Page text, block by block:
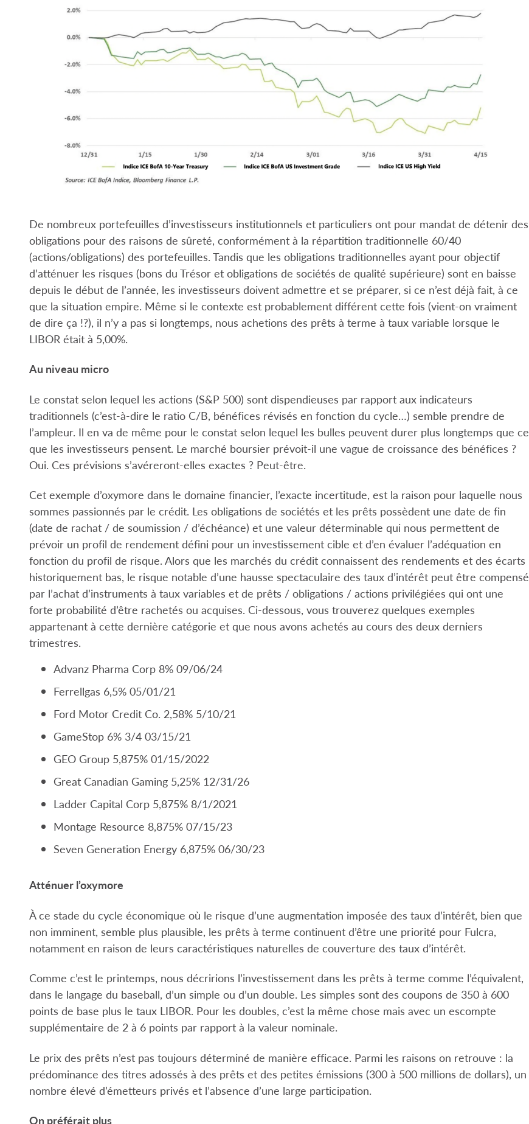
De nombreux portefeuilles d’investisseurs institutionnels et particuliers ont pour mandat de détenir des
obligations pour des raisons de sûreté, conformément à la répartition traditionnelle 60/40
(actions/obligations) des portefeuilles. Tandis que les obligations traditionnelles ayant pour objectif
d’atténuer les risques (bons du Trésor et obligations de sociétés de qualité supérieure) sont en baisse
depuis le début de l’année, les investisseurs doivent admettre et se préparer, si ce n’est déjà fait, à ce
que la situation empire. Même si le contexte est probablement différent cette fois (vient-on vraiment
de dire ça !?), il n’y a pas si longtemps, nous achetions des prêts à terme à taux variable lorsque le
LIBOR était à 5,00%.
Au niveau micro
Le constat selon lequel les actions (S&P 500) sont dispendieuses par rapport aux indicateurs
traditionnels (c’est-à-dire le ratio C/B, bénéfices révisés en fonction du cycle…) semble prendre de
l’ampleur. Il en va de même pour le constat selon lequel les bulles peuvent durer plus longtemps que ce
que les investisseurs pensent. Le marché boursier prévoit-il une vague de croissance des bénéfices ?
Oui. Ces prévisions s’avéreront-elles exactes ? Peut-être.
Cet exemple d’oxymore dans le domaine financier, l’exacte incertitude, est la raison pour laquelle nous
sommes passionnés par le crédit. Les obligations de sociétés et les prêts possèdent une date de fin
(date de rachat / de soumission / d’échéance) et une valeur déterminable qui nous permettent de
prévoir un profil de rendement défini pour un investissement cible et d’en évaluer l’adéquation en
fonction du profil de risque. Alors que les marchés du crédit connaissent des rendements et des écarts
historiquement bas, le risque notable d’une hausse spectaculaire des taux d’intérêt peut être compensé
par l’achat d’instruments à taux variables et de prêts / obligations / actions privilégiées qui ont une
forte probabilité d’être rachetés ou acquises. Ci-dessous, vous trouverez quelques exemples
appartenant à cette dernière catégorie et que nous avons achetés au cours des deux derniers
trimestres.
Advanz Pharma Corp 8% 09/06/24
Ferrellgas 6,5% 05/01/21
Ford Motor Credit Co. 2,58% 5/10/21
GameStop 6% 3/4 03/15/21
GEO Group 5,875% 01/15/2022
Great Canadian Gaming 5,25% 12/31/26
Ladder Capital Corp 5,875% 8/1/2021
Montage Resource 8,875% 07/15/23
Seven Generation Energy 6,875% 06/30/23
Atténuer l’oxymore
À ce stade du cycle économique où le risque d’une augmentation imposée des taux d’intérêt, bien que
non imminent, semble plus plausible, les prêts à terme continuent d’être une priorité pour Fulcra,
notamment en raison de leurs caractéristiques naturelles de couverture des taux d’intérêt.
Comme c’est le printemps, nous décririons l’investissement dans les prêts à terme comme l’équivalent,
dans le langage du baseball, d’un simple ou d’un double. Les simples sont des coupons de 350 à 600
points de base plus le taux LIBOR. Pour les doubles, c’est la même chose mais avec un escompte
supplémentaire de 2 à 6 points par rapport à la valeur nominale.
Le prix des prêts n’est pas toujours déterminé de manière efficace. Parmi les raisons on retrouve : la
prédominance des titres adossés à des prêts et des petites émissions (300 à 500 millions de dollars), un
nombre élevé d’émetteurs privés et l’absence d’une large participation.
On préférait plus